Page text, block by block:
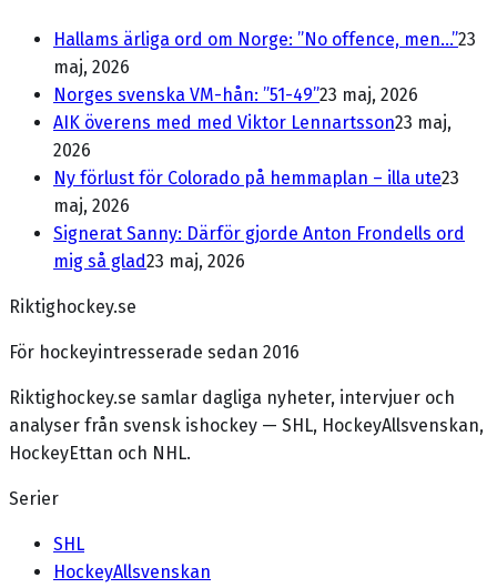
Hallams ärliga ord om Norge: ”No offence, men...”23
maj, 2026
Norges svenska VM-hån: ”51-49”23 maj, 2026
AIK överens med med Viktor Lennartsson23 maj,
2026
Ny förlust för Colorado på hemmaplan – illa ute23
maj, 2026
Signerat Sanny: Därför gjorde Anton Frondells ord
mig så glad23 maj, 2026
Riktighockey.se
För hockeyintresserade sedan 2016
Riktighockey.se samlar dagliga nyheter, intervjuer och
analyser från svensk ishockey — SHL, HockeyAllsvenskan,
HockeyEttan och NHL.
Serier
SHL
HockeyAllsvenskan